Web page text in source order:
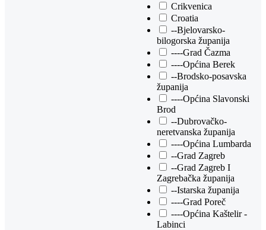
Crikvenica
Croatia
--Bjelovarsko-
bilogorska županija
----Grad Čazma
----Općina Berek
--Brodsko-posavska
županija
----Općina Slavonski
Brod
--Dubrovačko-
neretvanska županija
----Općina Lumbarda
--Grad Zagreb
--Grad Zagreb I
Zagrebačka županija
--Istarska županija
----Grad Poreč
----Općina Kaštelir -
Labinci